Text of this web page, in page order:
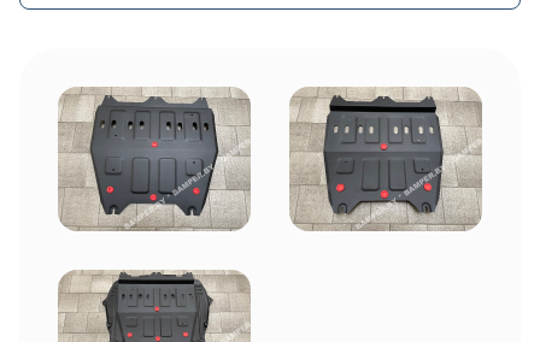
shupik21@bk.ru